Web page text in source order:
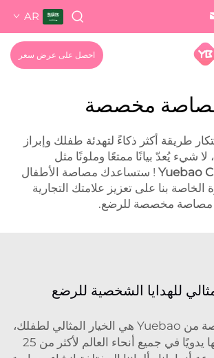
AR
احصل على عرض سعر
مخصصة
طريقة أكثر ذكاءً لتهدئة طفلك وإبراز
شيء يُعدّ بيانًا ممتعًا وملونًا مثل
Yuebao ! ستساعدك مصاصة الأطفال
الخاصة بنا على تعزيز علامتك التجارية
مصاصة مخصصة للرضع.
للهدايا الشخصية للرضع
المصاصة المخصصة من Yuebao هي الخيار المثالي لطفلك،
حيث قمنا بصنعها يدويًا في جميع أنحاء العالم لأكثر من 25